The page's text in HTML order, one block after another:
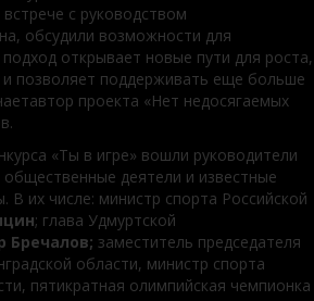
с руководством
обсудили возможности для
открывает новые пути для роста,
и позволяет поддерживать еще больше
проекта «Нет недосягаемых
«Ты в игре» вошли руководители
общественные деятели и известные
В их числе: министр спорта Российской
; глава Удмуртской
Бречалов; заместитель председателя
области, министр спорта
пятикратная олимпийская чемпионка